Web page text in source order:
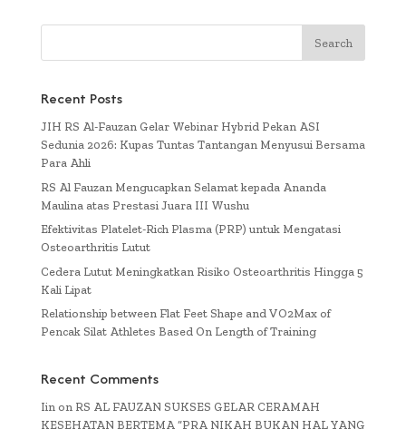
Recent Posts
JIH RS Al-Fauzan Gelar Webinar Hybrid Pekan ASI
Sedunia 2026: Kupas Tuntas Tantangan Menyusui Bersama
Para Ahli
RS Al Fauzan Mengucapkan Selamat kepada Ananda
Maulina atas Prestasi Juara III Wushu
Efektivitas Platelet-Rich Plasma (PRP) untuk Mengatasi
Osteoarthritis Lutut
Cedera Lutut Meningkatkan Risiko Osteoarthritis Hingga 5
Kali Lipat
Relationship between Flat Feet Shape and VO2Max of
Pencak Silat Athletes Based On Length of Training
Recent Comments
Iinon RS AL FAUZAN SUKSES GELAR CERAMAH
KESEHATAN BERTEMA “PRA NIKAH BUKAN HAL YANG